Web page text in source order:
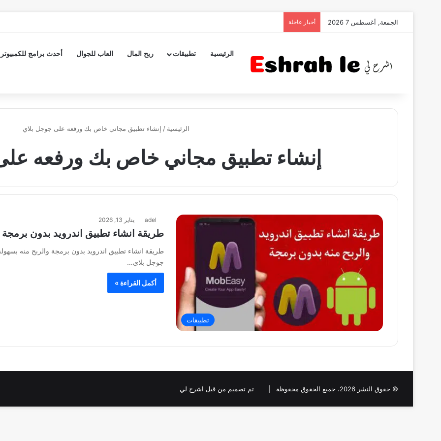
الجمعة, أغسطس 7 2026 أخبار عاجلة
الرئيسية تطبيقات ربح المال العاب للجوال أحدث برامج للكمبيوتر
الرئيسية / إنشاء تطبيق مجاني خاص بك ورفعه على جوجل بلاي
إنشاء تطبيق مجاني خاص بك ورفعه
تطبيقات
adel يناير 13, 2026
طريقة انشاء تطبيق اندرويد بدون برمجة
جوجل بلاي…
أكمل القراءة »
© حقوق النشر 2026، جميع الحقوق محفوظة | تم تصميم من قبل اشرح لي